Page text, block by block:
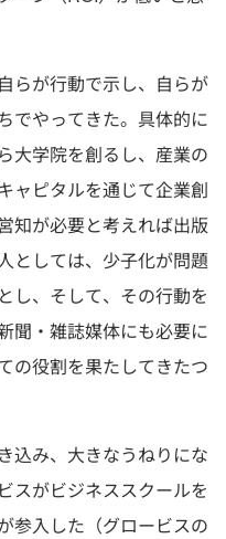
らが行動で示し、自らが
でやってきた。具体的に
大学院を創るし、産業の
ャピタルを通じて企業創
知が必要と考えれば出版
としては、少子化が問題
し、そして、その行動を
聞・雑誌媒体にも必要に
の役割を果たしてきたつ
込み、大きなうねりにな
スがビジネススクールを
参入した（グロービスの